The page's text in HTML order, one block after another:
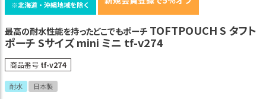
※北海道・沖縄地域を除く
最高の耐水性能を持ったどこでもポーチ TOFTPOUCH S タフト
ポーチ Sサイズ mini ミニ tf-v274
商品番号 tf-v274
耐水 日本製